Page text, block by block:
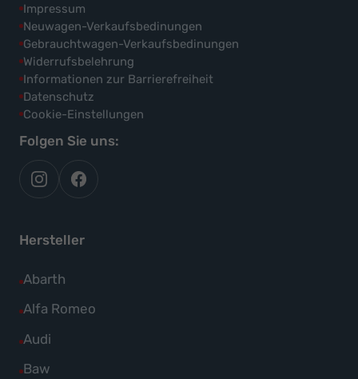
Impressum
Neuwagen-Verkaufsbedinungen
Gebrauchtwagen-Verkaufsbedinungen
Widerrufsbelehrung
Informationen zur Barrierefreiheit
Datenschutz
Cookie-Einstellungen
Folgen Sie uns:
autoflex
auf
autoflex24
auf
Hersteller
Abarth
Alle
Fahrzeuge
Abarth
anzeigen
Alfa Romeo
Alle
Fahrzeuge
Audi
Alle
Fahrzeuge
Baw
Alle